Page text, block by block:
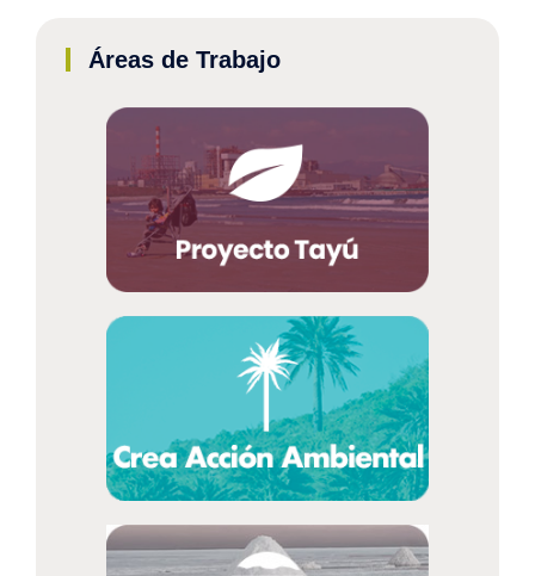
Áreas de Trabajo